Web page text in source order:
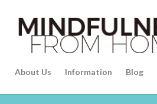
About Us Information Blog